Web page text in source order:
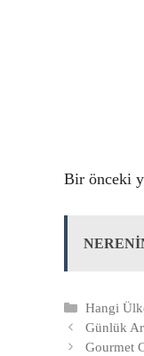
Bir önceki
Hangi
Günlük
Gourmet